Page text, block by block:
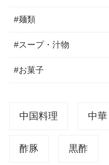
#麺類
#スープ・汁物
#お菓子
中国料理 中華
酢豚 黒酢